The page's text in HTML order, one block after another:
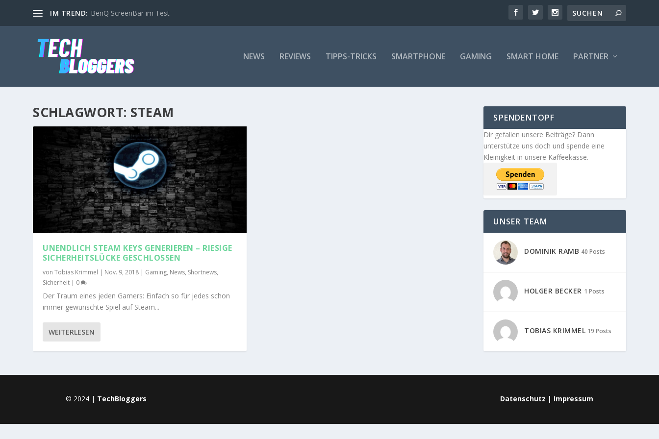
IM TREND: BenQ ScreenBar im Test
NEWS REVIEWS TIPPS-TRICKS SMARTPHONE GAMING SMART HOME PARTNER
SCHLAGWORT: STEAM
UNENDLICH STEAM KEYS GENERIEREN – RIESIGE
SICHERHEITSLÜCKE GESCHLOSSEN
vonTobias Krimmel | Nov. 9, 2018 | Gaming, News, Shortnews,
Sicherheit | 0
Der Traum eines jeden Gamers: Einfach so für jedes schon
immer gewünschte Spiel auf Steam...
WEITERLESEN
SPENDENTOPF
Dir gefallen unsere Beiträge? Dann
unterstütze uns doch und spende eine
Kleinigkeit in unsere Kaffeekasse.
UNSER TEAM
DOMINIK RAMB 40 Posts
HOLGER BECKER 1 Posts
TOBIAS KRIMMEL 19 Posts
© 2024 | TechBloggers Datenschutz | Impressum